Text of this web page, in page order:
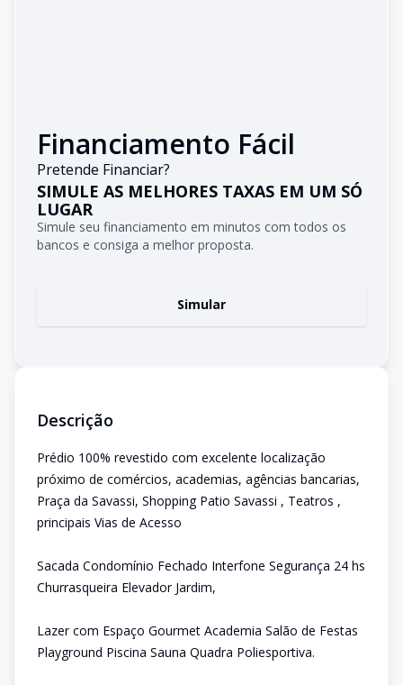
Financiamento Fácil
Pretende Financiar?
SIMULE AS MELHORES TAXAS EM UM SÓ
LUGAR
Simule seu financiamento em minutos com todos os
bancos e consiga a melhor proposta.
Simular
Descrição
Prédio 100% revestido com excelente localização
próximo de comércios, academias, agências bancarias,
Praça da Savassi, Shopping Patio Savassi , Teatros ,
principais Vias de Acesso
Sacada Condomínio Fechado Interfone Segurança 24 hs
Churrasqueira Elevador Jardim,
Lazer com Espaço Gourmet Academia Salão de Festas
Playground Piscina Sauna Quadra Poliesportiva.